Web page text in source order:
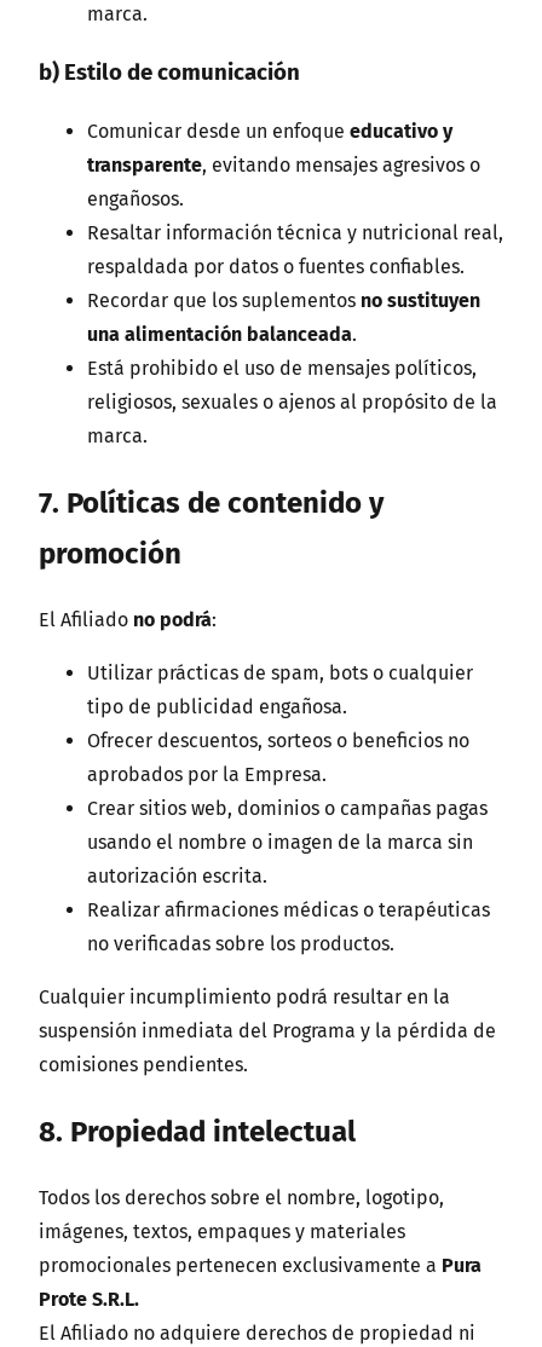
marca.
b) Estilo de comunicación
Comunicar desde un enfoque educativo y
transparente, evitando mensajes agresivos o
engañosos.
Resaltar información técnica y nutricional real,
respaldada por datos o fuentes confiables.
Recordar que los suplementos no sustituyen
una alimentación balanceada.
Está prohibido el uso de mensajes políticos,
religiosos, sexuales o ajenos al propósito de la
marca.
7. Políticas de contenido y
promoción
El Afiliado no podrá:
Utilizar prácticas de spam, bots o cualquier
tipo de publicidad engañosa.
Ofrecer descuentos, sorteos o beneficios no
aprobados por la Empresa.
Crear sitios web, dominios o campañas pagas
usando el nombre o imagen de la marca sin
autorización escrita.
Realizar afirmaciones médicas o terapéuticas
no verificadas sobre los productos.
Cualquier incumplimiento podrá resultar en la
suspensión inmediata del Programa y la pérdida de
comisiones pendientes.
8. Propiedad intelectual
Todos los derechos sobre el nombre, logotipo,
imágenes, textos, empaques y materiales
promocionales pertenecen exclusivamente a Pura
Prote S.R.L.
El Afiliado no adquiere derechos de propiedad ni